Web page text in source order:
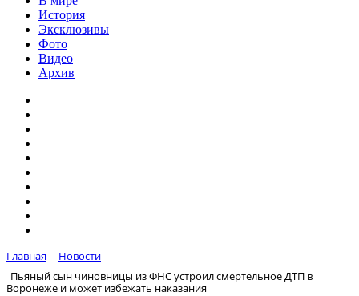
История
Эксклюзивы
Фото
Видео
Архив
Главная
Новости
Пьяный сын чиновницы из ФНС устроил смертельное ДТП в
Воронеже и может избежать наказания